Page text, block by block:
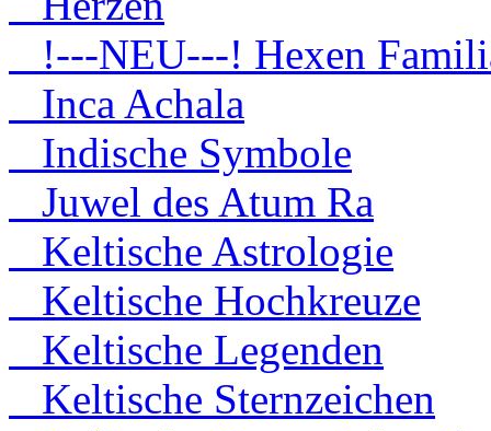
!---NEU---! Hexen
Inca Achala
Indische Symbole
Juwel des Atum Ra
Keltische Astrologie
Keltische Hochkreuze
Keltische Legenden
Keltische Sternzeichen